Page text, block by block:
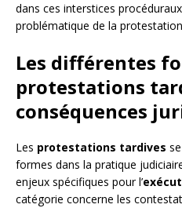
dans ces interstices
problématique de la
Les différentes
protestations
conséquences
Les protestations tardives
formes dans la pratique
enjeux spécifiques pour l’
catégorie concerne les